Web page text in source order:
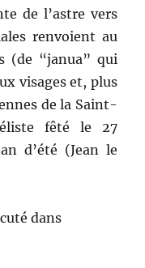
de l’astre vers
renvoient au
(de “janua” qui
visages et, plus
de la Saint-
fêté le 27
d’été (Jean le
dans